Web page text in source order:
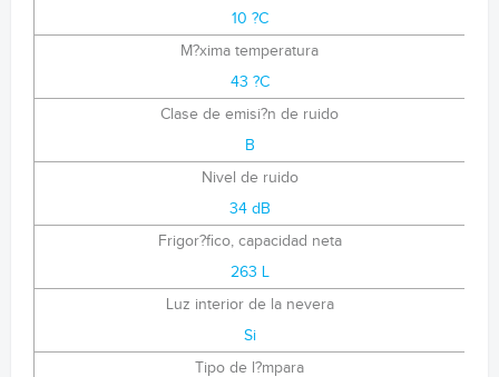
10 ?C
M?xima temperatura
43 ?C
Clase de emisi?n de ruido
B
Nivel de ruido
34 dB
Frigor?fico, capacidad neta
263 L
Luz interior de la nevera
Si
Tipo de l?mpara